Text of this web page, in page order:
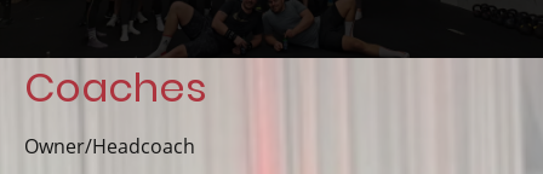
Coaches
Owner/Headcoach